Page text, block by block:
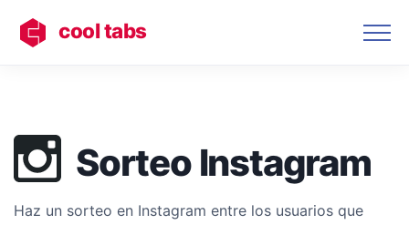
cool tabs
Sorteo Instagram
Haz un sorteo en Instagram entre los usuarios que